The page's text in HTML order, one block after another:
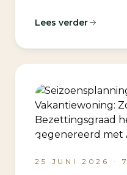
Lees verder
25 JUNI 2026 · 7